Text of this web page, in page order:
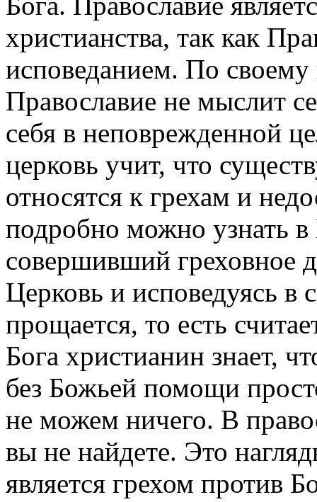
христианства, так как
исповеданием. По
Православие не мыслит
себя в неповрежденной
церковь учит, что
относятся к грехам и
подробно можно узнать
совершивший греховное
Церковь и исповедуясь в
прощается, то есть
Бога христианин знает,
без Божьей помощи
не можем ничего. В
вы не найдете. Это
является грехом против